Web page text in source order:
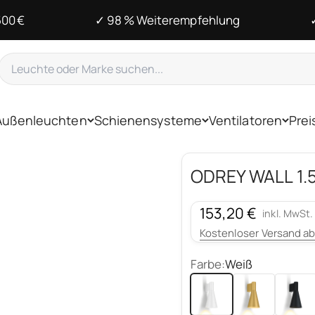
€ ✓ 98 % Weiterempfehlung
Schienensysteme Ventilatoren
ODREY WALL
Angebot
153,20 € inkl. MwSt.
Kostenloser Versand
Farbe:Weiß
Weiß
Gold Schwarz